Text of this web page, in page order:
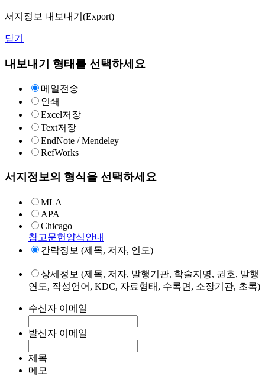
서지정보 내보내기(Export)
닫기
내보내기 형태를 선택하세요
메일전송
인쇄
Excel저장
Text저장
EndNote / Mendeley
RefWorks
서지정보의 형식을 선택하세요
MLA
APA
Chicago
참고문헌양식안내
간략정보 (제목, 저자, 연도)
상세정보 (제목, 저자, 발행기관, 학술지명, 권호, 발행
연도, 작성언어, KDC, 자료형태, 수록면, 소장기관, 초록)
수신자 이메일
발신자 이메일
제목
메모